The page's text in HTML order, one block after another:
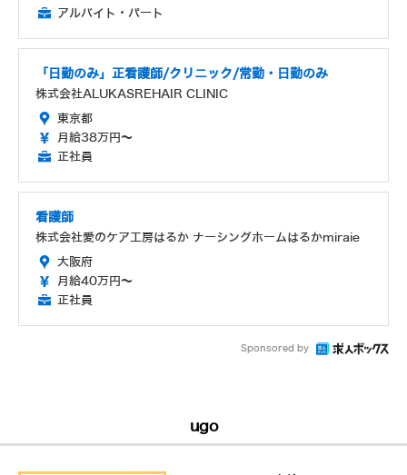
アルバイト・パート
「日勤のみ」正看護師/クリニック/常勤・日勤のみ
株式会社ALUKASREHAIR CLINIC
東京都
月給38万円～
正社員
看護師
株式会社愛のケア工房はるか ナーシングホームはるかmiraie
大阪府
月給40万円～
正社員
Sponsored by
ugo